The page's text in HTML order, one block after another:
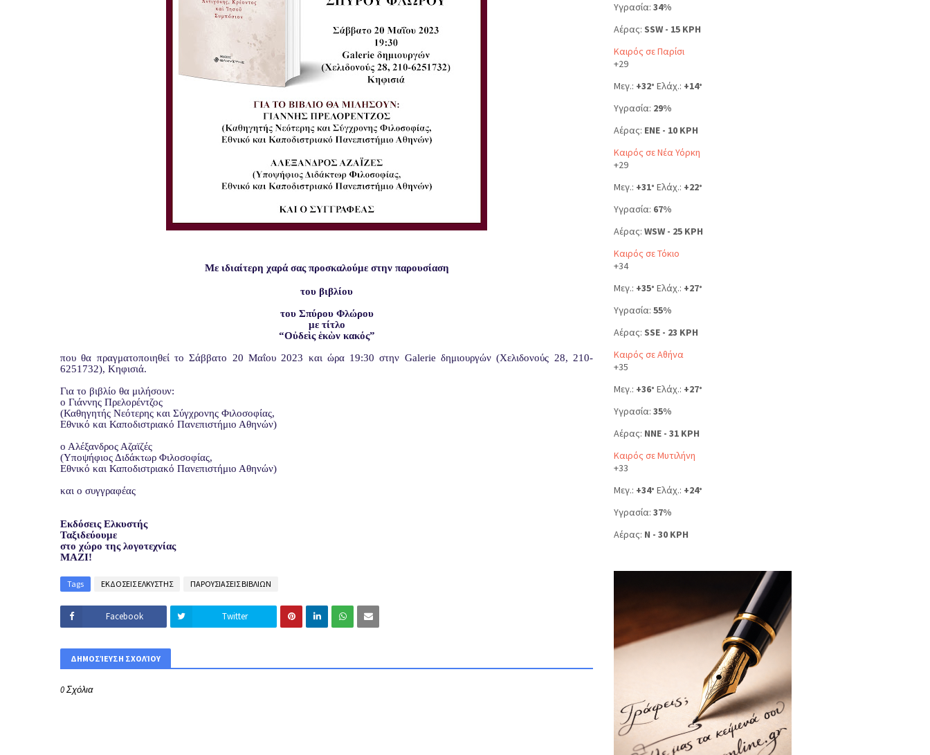
Με ιδιαίτερη χαρά σας προσκαλούμε στην παρουσίαση
του βιβλίου
του Σπύρου Φλώρου
με τίτλο
“Οὐδεὶς ἑκὼν κακός”
που θα πραγματοποιηθεί το Σάββατο 20 Μαΐου 2023 και ώρα 19:30 στην Galerie δημιουργών (Χελιδονούς 28, 210-
6251732), Κηφισιά.
Για το βιβλίο θα μιλήσουν:
ο Γιάννης Πρελορέντζος
(Καθηγητής Νεότερης και Σύγχρονης Φιλοσοφίας,
Εθνικό και Καποδιστριακό Πανεπιστήμιο Αθηνών)
ο Αλέξανδρος Αζαϊζές
(Υποψήφιος Διδάκτωρ Φιλοσοφίας,
Εθνικό και Καποδιστριακό Πανεπιστήμιο Αθηνών)
και ο συγγραφέας
Εκδόσεις Ελκυστής
Ταξιδεύουμε
στο χώρο της λογοτεχνίας
ΜΑΖΙ!
Tags ΕΚΔΟΣΕΙΣ ΕΛΚΥΣΤΗΣ ΠΑΡΟΥΣΙΑΣΕΙΣ ΒΙΒΛΙΩΝ
Facebook Twitter
ΔΗΜΟΣΊΕΥΣΗ ΣΧΟΛΊΟΥ
0 Σχόλια
Υγρασία: 34%
Αέρας: SSW - 15 KPH
Καιρός σε Παρίσι
+29
Μεγ.: +32° Ελάχ.: +14°
Υγρασία: 29%
Αέρας: ENE - 10 KPH
Καιρός σε Νέα Υόρκη
+29
Μεγ.: +31° Ελάχ.: +22°
Υγρασία: 67%
Αέρας: WSW - 25 KPH
Καιρός σε Τόκιο
+34
Μεγ.: +35° Ελάχ.: +27°
Υγρασία: 55%
Αέρας: SSE - 23 KPH
Καιρός σε Αθήνα
+35
Μεγ.: +36° Ελάχ.: +27°
Υγρασία: 35%
Αέρας: NNE - 31 KPH
Καιρός σε Μυτιλήνη
+33
Μεγ.: +34° Ελάχ.: +24°
Υγρασία: 37%
Αέρας: N - 30 KPH